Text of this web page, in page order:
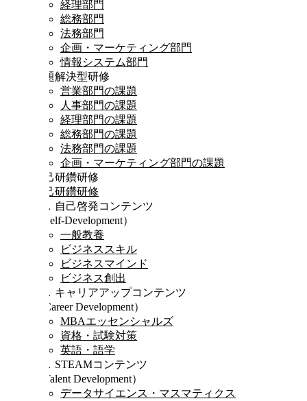
経理部門
総務部門
法務部門
企画・マーケティング部門
情報システム部門
課題解決型研修
営業部門の課題
人事部門の課題
経理部門の課題
総務部門の課題
法務部門の課題
企画・マーケティング部門の課題
自己研鑽研修
自己研鑽研修
Ⅰ．自己啓発コンテンツ
（Self-Development）
一般教養
ビジネススキル
ビジネスマインド
ビジネス創出
Ⅱ．キャリアアップコンテンツ
（Career Development）
MBAエッセンシャルズ
資格・試験対策
英語・語学
Ⅲ．STEAMコンテンツ
（Talent Development）
データサイエンス・マスマティクス